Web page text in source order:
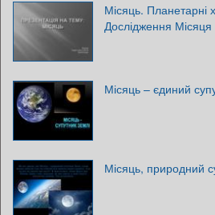
Місяць. Планетарні
Дослідження Місяця
Місяць – єдиний
Місяць, природний